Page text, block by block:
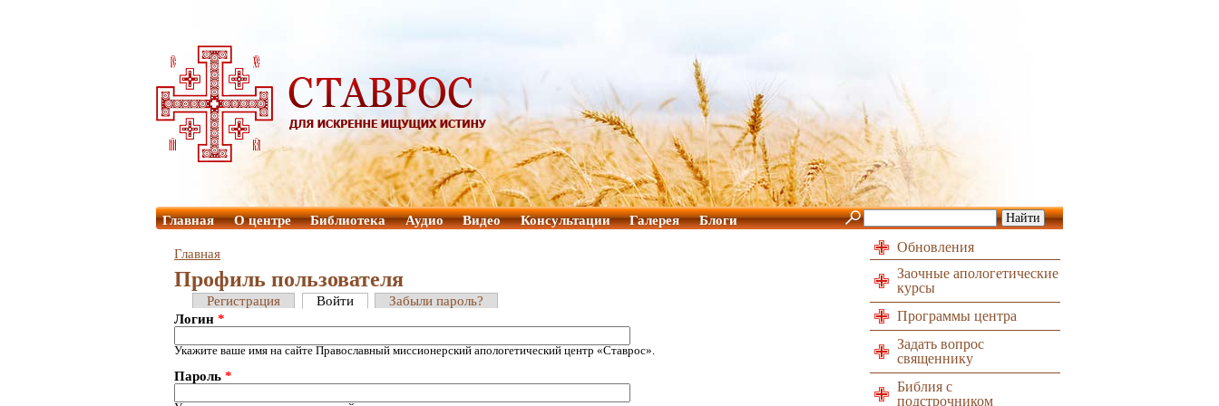
Главная О центре Библиотека Аудио Видео Консультации Галерея Блоги
Главная
Профиль пользователя
Регистрация Войти
Забыли пароль?
Логин *
Укажите ваше имя на сайте Православный миссионерский апологетический центр «Ставрос».
Пароль *
Обновления
Заочные апологетические
курсы
Программы центра
Задать вопрос
священнику
Библия с
подстрочником